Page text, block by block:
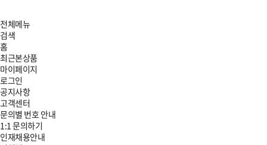
전체메뉴
검색
홈
최근본상품
마이페이지
로그인
공지사항
고객센터
문의별 번호 안내
1:1 문의하기
인재채용안내